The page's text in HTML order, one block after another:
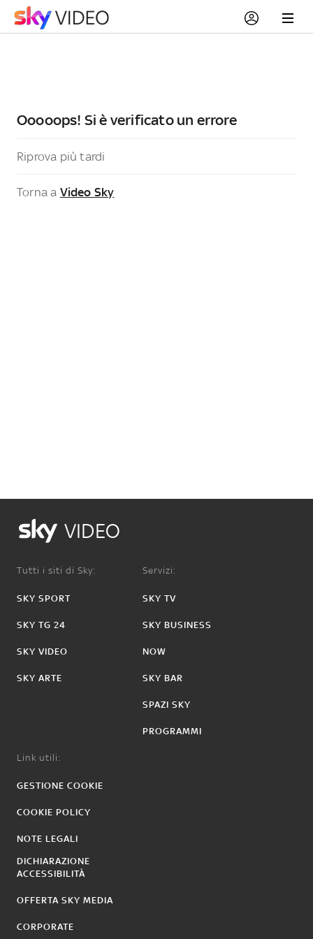
Ooooops! Si è verificato un errore
Riprova più tardi
Torna a Video Sky
VIDEO
Tutti i siti di Sky:
SKY SPORT
SKY TG 24
SKY VIDEO
SKY ARTE
Servizi:
SKY TV
SKY BUSINESS
NOW
SKY BAR
SPAZI SKY
PROGRAMMI
Link utili:
GESTIONE COOKIE
COOKIE POLICY
NOTE LEGALI
DICHIARAZIONE
ACCESSIBILITÀ
OFFERTA SKY MEDIA
CORPORATE